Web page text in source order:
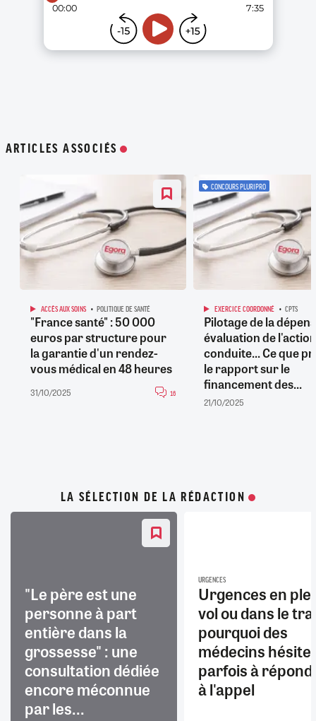
ARTICLES ASSOCIÉS
ACCÈS AUX SOINS POLITIQUE DE SANTÉ
"France santé" : 50 000
euros par structure pour
la garantie d'un rendez-
vous médical en 48 heures
31/10/2025 16
CONCOURS PLURIPRO
EXERCICE COORDONNÉ CPTS
Pilotage de la
évaluation de l'action
conduite... Ce que
le rapport sur le
financement des...
21/10/2025
LA SÉLECTION DE LA RÉDACTION
"Le père est une
personne à part
entière dans la
grossesse" : une
consultation dédiée
encore méconnue
par les...
URGENCES
Urgences en
vol ou dans le
pourquoi des
médecins
parfois à
à l'appel